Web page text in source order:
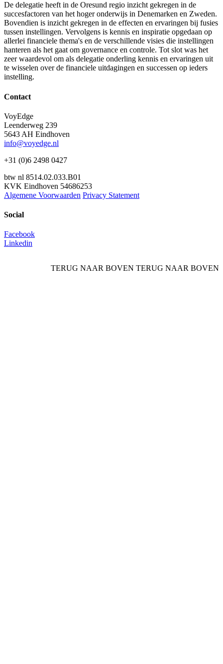
De delegatie heeft in de Oresund regio inzicht gekregen in de
succesfactoren van het hoger onderwijs in Denemarken en Zweden.
Bovendien is inzicht gekregen in de effecten en ervaringen bij fusies
tussen instellingen. Vervolgens is kennis en inspiratie opgedaan op
allerlei financiele thema's en de verschillende visies die instellingen
hanteren als het gaat om governance en controle. Tot slot was het
zeer waardevol om als delegatie onderling kennis en ervaringen uit
te wisselen over de financiele uitdagingen en successen op ieders
instelling.
Contact
VoyEdge
Leenderweg 239
5643 AH Eindhoven
info@voyedge.nl
+31 (0)6 2498 0427
btw nl 8514.02.033.B01
KVK Eindhoven 54686253
Algemene Voorwaarden Privacy Statement
Social
Facebook
Linkedin
TERUG NAAR BOVEN TERUG NAAR BOVEN